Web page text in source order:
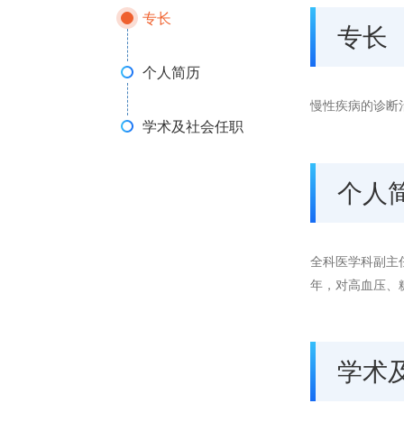
专长
个人简历
学术及社会任职
专长
慢性疾病的诊断
个人
全科医学科副主
年，对高血压、
学术